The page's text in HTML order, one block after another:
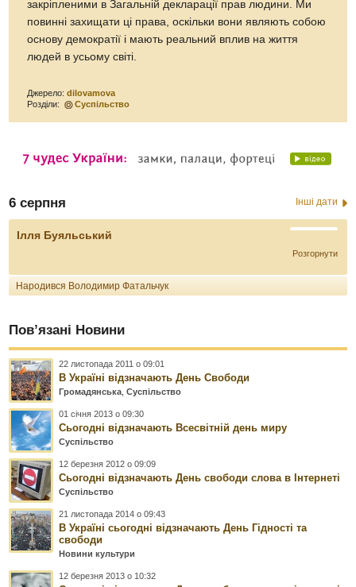
закріпленими в Загальній декларації прав людини. Ми
повинні захищати ці права, оскільки вони являють собою
основу демократії і мають реальний вплив на життя
людей в усьому світі.
Джерело:dilovamova
Розділи:
Суспільство
6 серпня Інші дати
Ілля Буяльський
Розгорнути
Народився Володимир Фатальчук
Пов’язані Новини
22 листопада 2011 о 09:01
В Україні відзначають День Свободи
Громадянська ,Суспільство
01 січня 2013 о 09:30
Сьогодні відзначають Всесвітній день миру
Суспільство
12 березня 2012 о 09:09
Сьогодні відзначають День свободи слова в Інтернеті
Суспільство
21 листопада 2014 о 09:43
В Україні сьогодні відзначають День Гідності та
свободи
Новини культури
12 березня 2013 о 10:32